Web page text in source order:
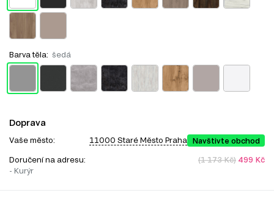
Barva těla: šedá
Doprava
Vaše město: 11000 Staré Město Praha Navštivte obchod
Doručení na adresu:
- Kurýr
(1 173 Kč) 499 Kč